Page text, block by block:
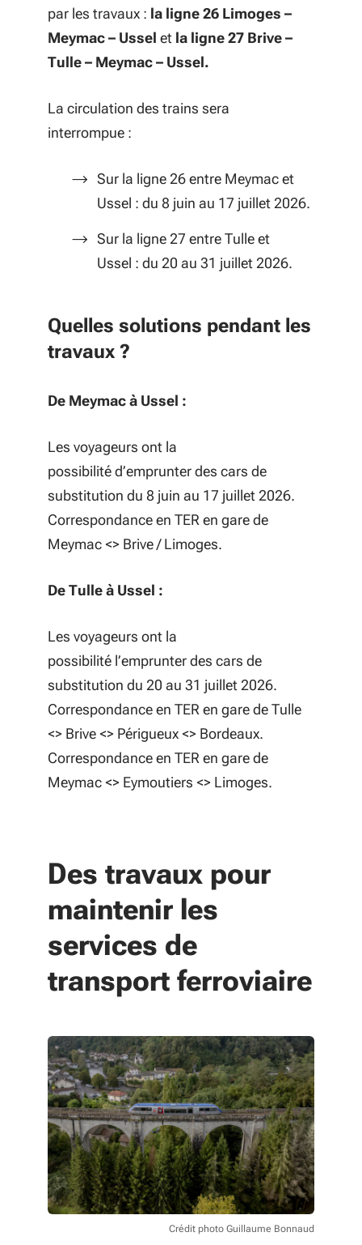
par les travaux : la ligne 26 Limoges –
Meymac – Ussel et la ligne 27 Brive –
Tulle – Meymac – Ussel.
La circulation des trains sera
interrompue :
Sur la ligne 26 entre Meymac et
Ussel : du 8 juin au 17 juillet 2026.
Sur la ligne 27 entre Tulle et
Ussel : du 20 au 31 juillet 2026.
Quelles solutions pendant les
travaux ?
De Meymac à Ussel :
Les voyageurs ont la
possibilité d’emprunter des cars de
substitution du 8 juin au 17 juillet 2026.
Correspondance en TER en gare de
Meymac <> Brive / Limoges.
De Tulle à Ussel :
Les voyageurs ont la
possibilité l’emprunter des cars de
substitution du 20 au 31 juillet 2026.
Correspondance en TER en gare de Tulle
<> Brive <> Périgueux <> Bordeaux.
Correspondance en TER en gare de
Meymac <> Eymoutiers <> Limoges.
Des travaux pour
maintenir les
services de
transport ferroviaire
Crédit photo Guillaume Bonnaud